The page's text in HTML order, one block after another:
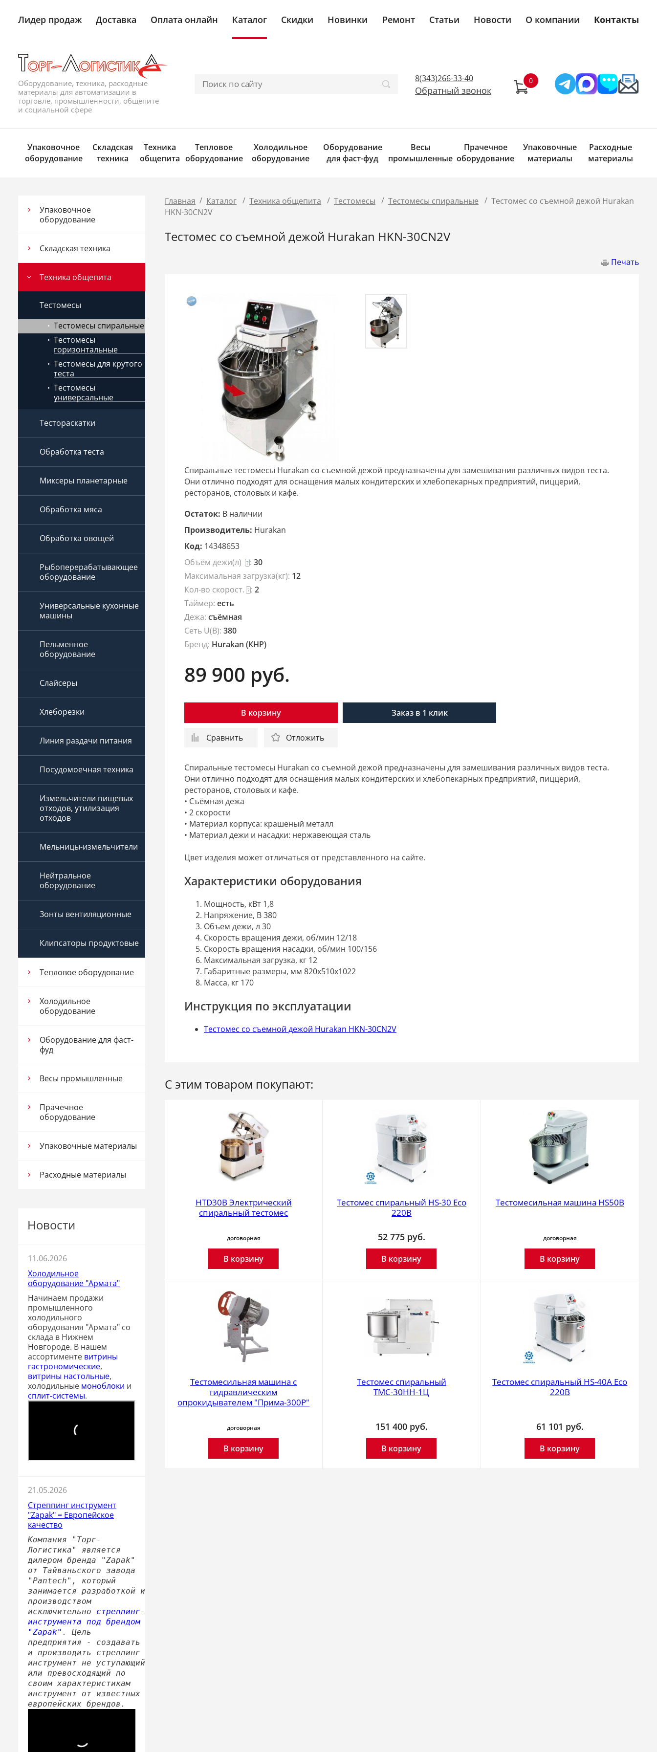
Лидер продаж Доставка Оплата онлайн Каталог Скидки Новинки Ремонт Статьи Новости О компании Контакты
Оборудование, техника, расходные
материалы для автоматизации в
торговле, промышленности, общепите
и социальной сфере
8(343)266-33-40
Обратный звонок
Упаковочное
оборудование
Складская
техника
Техника
общепита
Тепловое
оборудование
Холодильное
оборудование
Оборудование
для фаст-фуд
Весы
промышленные
Прачечное
оборудование
Упаковочные
материалы
Расходные
материалы
Упаковочное
оборудование
Складская техника
Техника общепита
Тестомесы
Тестомесы спиральные
Тестомесы
горизонтальные
Тестомесы для крутого
теста
Тестомесы
универсальные
Тестораскатки
Обработка теста
Миксеры планетарные
Обработка мяса
Обработка овощей
Рыбоперерабатывающее
оборудование
Универсальные кухонные
машины
Пельменное
оборудование
Слайсеры
Хлеборезки
Линия раздачи питания
Посудомоечная техника
Измельчители пищевых
отходов, утилизация
отходов
Мельницы-измельчители
Нейтральное
оборудование
Зонты вентиляционные
Клипсаторы продуктовые
Тепловое оборудование
Холодильное
оборудование
Оборудование для фаст-
фуд
Весы промышленные
Прачечное
оборудование
Упаковочные материалы
Расходные материалы
Новости
11.06.2026
Холодильное
оборудование "Армата"
Начинаем продажи
промышленного
холодильного
оборудования "Армата" со
склада в Нижнем
Новгороде. В нашем
ассортименте витрины
гастрономические,
витрины настольные,
холодильные моноблоки и
сплит-системы.
21.05.2026
Стреппинг инструмент
"Zapak" = Европейское
качество
Компания "Торг-
Логистика" является
дилером бренда "Zapak"
от Тайваньского завода
"Pantech", который
занимается разработкой и
производством
исключительно стреппинг-
инструмента под брендом
"Zapak" . Цель
предприятия - создавать
и производить стреппинг
инструмент не уступающий
или превосходящий по
своим характеристикам
инструмент от известных
европейских брендов.
Главная / Каталог / Техника общепита / Тестомесы / Тестомесы спиральные / Тестомес со съемной дежой Hurakan
HKN-30CN2V
Тестомес со съемной дежой Hurakan HKN-30CN2V
Печать
Спиральные тестомесы Hurakan со съемной дежой предназначены для замешивания различных видов теста.
Они отлично подходят для оснащения малых кондитерских и хлебопекарных предприятий, пиццерий,
ресторанов, столовых и кафе.
Остаток: В наличии
Производитель: Hurakan
Код: 14348653
Объём дежи(л)
? : 30
Максимальная загрузка(кг): 12
Кол-во скорост. ? : 2
Таймер: есть
Дежа: съёмная
Сеть U(В): 380
Бренд: Hurakan (КНР)
89 900 руб.
В корзину Заказ в 1 клик
Сравнить Отложить
Спиральные тестомесы Hurakan со съемной дежой предназначены для замешивания различных видов теста.
Они отлично подходят для оснащения малых кондитерских и хлебопекарных предприятий, пиццерий,
ресторанов, столовых и кафе.
• Съёмная дежа
• 2 скорости
• Материал корпуса: крашеный металл
• Материал дежи и насадки: нержавеющая сталь
Цвет изделия может отличаться от представленного на сайте.
Характеристики оборудования
Мощность, кВт 1,8
Напряжение, В 380
Объем дежи, л 30
Скорость вращения дежи, об/мин 12/18
Скорость вращения насадки, об/мин 100/156
Максимальная загрузка, кг 12
Габаритные размеры, мм 820x510x1022
Масса, кг 170
Инструкция по эксплуатации
Тестомес со съемной дежой Hurakan HKN-30CN2V
С этим товаром покупают:
HTD30B Электрический
спиральный тестомес
договорная
В корзину
Тестомес спиральный HS-30 Eco
220В
52 775 руб.
В корзину
Тестомесильная машина HS50B
договорная
В корзину
Тестомесильная машина с
гидравлическим
опрокидывателем "Прима-300P"
договорная
В корзину
Тестомес спиральный
ТМС-30НН-1Ц
151 400 руб.
В корзину
Тестомес спиральный HS-40A Eco
220В
61 101 руб.
В корзину